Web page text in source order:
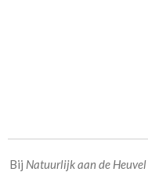
Bij Natuurlijk aan de Heuvel